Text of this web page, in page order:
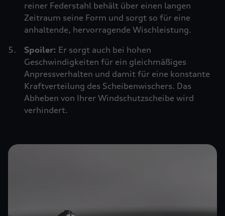
reiner Federstahl behält über einen langen
Zeitraum seine Form und sorgt so für eine
anhaltende, hervorragende Wischleistung.
Spoiler: Er sorgt auch bei hohen
Geschwindigkeiten für ein gleichmäßiges
Anpressverhalten und damit für eine konstante
Kraftverteilung des Scheibenwischers. Das
Abheben von Ihrer Windschutzscheibe wird
verhindert.